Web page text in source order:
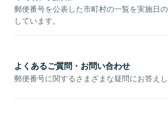
郵便番号を公表した市町村の一覧を実施日
しています。
よくあるご質問・お問い合わせ
郵便番号に関するさまざまな疑問にお答えし